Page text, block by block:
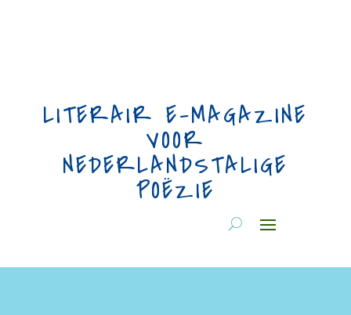
LITERAIR E-MAGAZINE
VOOR
NEDERLANDSTALIGE
POËZIE